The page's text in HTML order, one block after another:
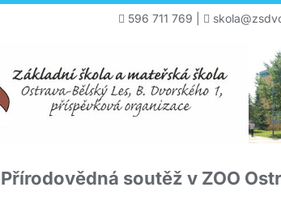
596 711 769
Přírodovědná soutěž v ZOO